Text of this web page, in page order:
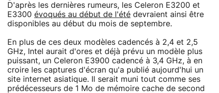
D'après les dernières rumeurs, les Celeron E3200 et
E3300 évoqués au début de l'été devraient ainsi être
disponibles au début du mois de septembre.
En plus de ces deux modèles cadencés à 2,4 et 2,5
GHz, Intel aurait d'ores et déjà prévu un modèle plus
puissant, un Celeron E3900 cadencé à 3,4 GHz, à en
croire les captures d'écran qu'a publié aujourd'hui un
site internet asiatique. Il serait muni tout comme ses
prédécesseurs de 1 Mo de mémoire cache de second